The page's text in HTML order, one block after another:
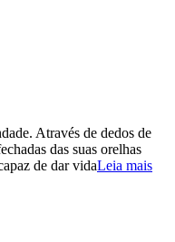
Através de dedos de
das suas orelhas
de dar vidaLeia mais